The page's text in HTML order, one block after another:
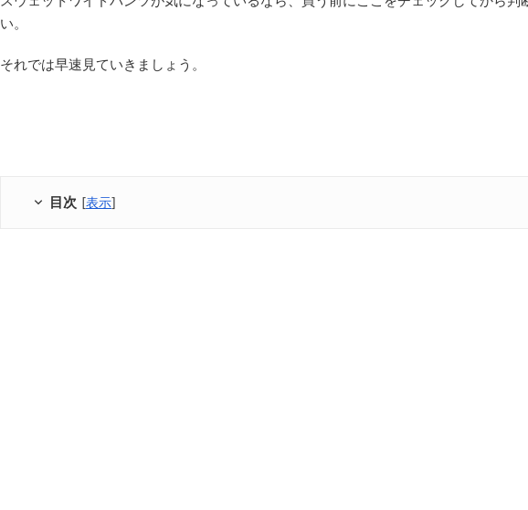
い。
それでは早速見ていきましょう。
目次 [表示]